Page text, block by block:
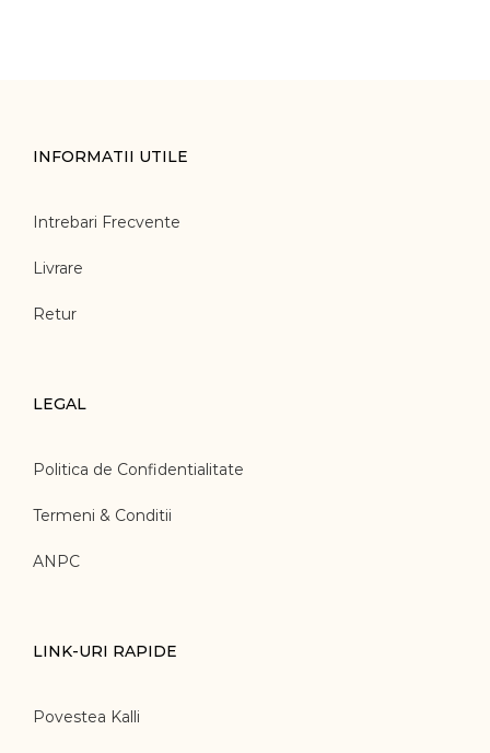
INFORMATII UTILE
Intrebari Frecvente
Livrare
Retur
LEGAL
Politica de Confidentialitate
Termeni & Conditii
ANPC
LINK-URI RAPIDE
Povestea Kalli